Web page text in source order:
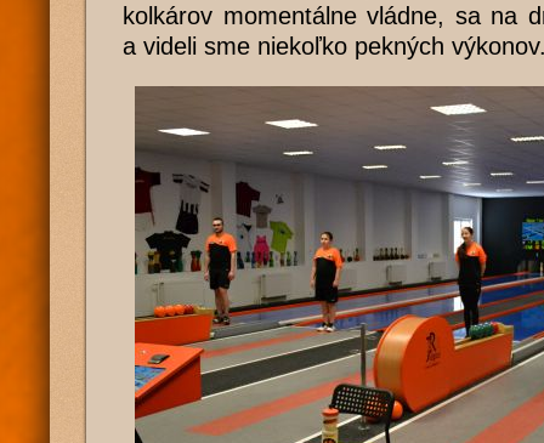
kolkárov momentálne vládne, sa na
a videli sme niekoľko pekných